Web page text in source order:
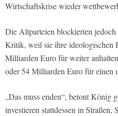
Wirtschaftskrise wieder
Die Altparteien blockierten
Kritik, weil sie ihre ideologischen
Milliarden Euro für weiter
oder 54 Milliarden Euro für einen
„Das muss enden“, betont König
investieren stattdessen in